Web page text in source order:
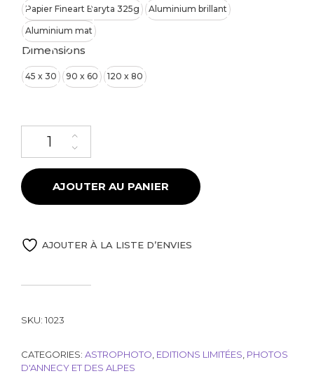
Papier Fineart Baryta 325g Aluminium brillant
Aluminium mat
Dimensions
45 x 30 90 x 60 120 x 80
AJOUTER AU PANIER
AJOUTER À LA LISTE D’ENVIES
SKU: 1023
CATEGORIES: ASTROPHOTO EDITIONS LIMITÉES PHOTOS
D'ANNECY ET DES ALPES